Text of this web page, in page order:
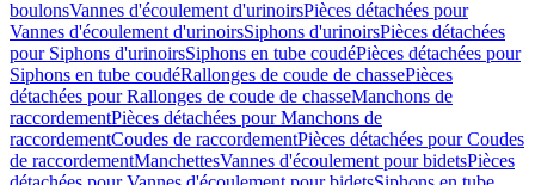
boulonsVannes d'écoulement d'urinoirsPièces détachées pour
Vannes d'écoulement d'urinoirsSiphons d'urinoirsPièces détachées
pour Siphons d'urinoirsSiphons en tube coudéPièces détachées pour
Siphons en tube coudéRallonges de coude de chassePièces
détachées pour Rallonges de coude de chasseManchons de
raccordementPièces détachées pour Manchons de
raccordementCoudes de raccordementPièces détachées pour Coudes
de raccordementManchettesVannes d'écoulement pour bidetsPièces